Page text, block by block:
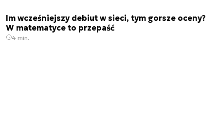
Im wcześniejszy debiut w sieci, tym gorsze oceny?
W matematyce to przepaść
4 min.